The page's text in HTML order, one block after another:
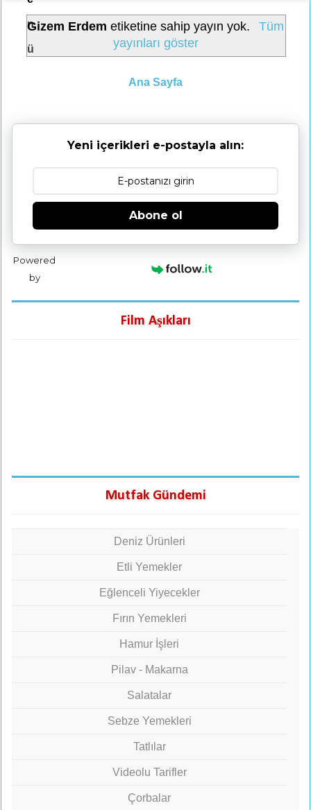
n
ü
Gizem Erdem etiketine sahip yayın yok.
Tüm
yayınları göster
Ana Sayfa
Yeni içerikleri e-postayla alın:
Abone ol
Powered
by
Film Aşıkları
Mutfak Gündemi
Deniz Ürünleri
Etli Yemekler
Eğlenceli Yiyecekler
Fırın Yemekleri
Hamur İşleri
Pilav - Makarna
Salatalar
Sebze Yemekleri
Tatlılar
Videolu Tarifler
Çorbalar